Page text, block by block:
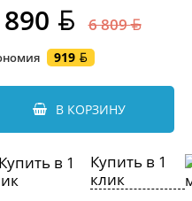
6 809
919
В КОРЗИНУ
Купить в 1
клик